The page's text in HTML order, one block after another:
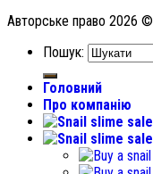
Авторське право 2026 ©
Пошук:
Головний
Про компанію